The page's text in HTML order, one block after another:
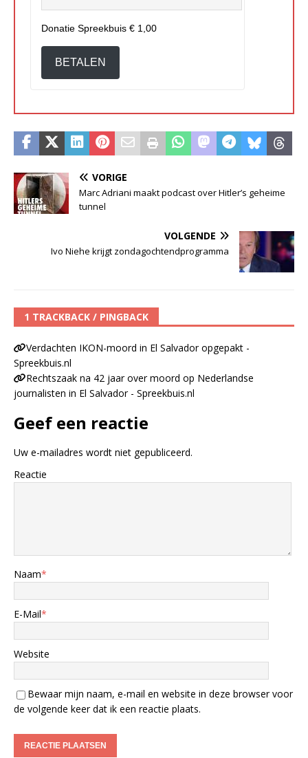
Donatie Spreekbuis € 1,00
BETALEN
VORIGE
Marc Adriani maakt podcast over Hitler’s geheime
tunnel
VOLGENDE
Ivo Niehe krijgt zondagochtendprogramma
1 TRACKBACK / PINGBACK
Verdachten IKON-moord in El Salvador opgepakt -
Spreekbuis.nl
Rechtszaak na 42 jaar over moord op Nederlandse
journalisten in El Salvador - Spreekbuis.nl
Geef een reactie
Uw e-mailadres wordt niet gepubliceerd.
Reactie
Naam*
E-Mail*
Website
Bewaar mijn naam, e-mail en website in deze browser voor
de volgende keer dat ik een reactie plaats.